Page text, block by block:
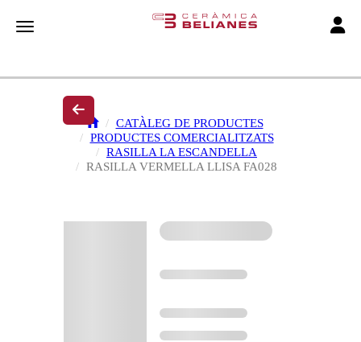
Toggle navigation
CATÀLEG DE PRODUCTES
PRODUCTES COMERCIALITZATS
RASILLA LA ESCANDELLA
RASILLA VERMELLA LLISA FA028